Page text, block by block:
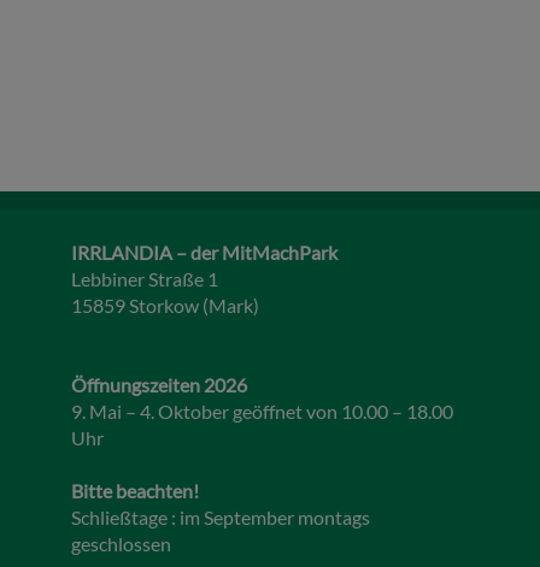
IRRLANDIA – der MitMachPark
Lebbiner Straße 1
15859 Storkow (Mark)
Öffnungszeiten 2026
9. Mai – 4. Oktober geöffnet von 10.00 – 18.00
Uhr
Bitte beachten!
Schließtage : im September montags
geschlossen